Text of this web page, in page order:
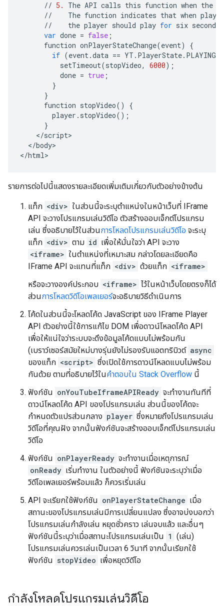
// 5. The API calls this function when the
//
The function indicates that when
//
the player should play for six seconds
var done = false ;
function onPlayerStateChange(event)
{
if (event.data == YT . PlayerState. PLAYING
setTimeout(stopVideo, 6000);
done = true ;
}
}
function stopVideo()
{
player . stopVideo();
}
</script
</body>
</html>
รายการต่อไปนี้แสดงรายละเอียดเพิ่มเติมเกี่ยวกับตัวอย่างข้างต้น
แท็ก <div> ในส่วนนี้จะระบุตําแหน่งในหน้าเว็บที่ IFrame
API จะวางโปรแกรมเล่นวิดีโอ ตัวสร้างออบเจ็กต์โปรแกรม
เล่น ซึ่งอธิบายไว้ในส่วนการโหลดโปรแกรมเล่นวิดีโอ จะระบุ
แท็ก <div> ตาม id เพื่อให้มั่นใจว่า API จะวาง
<iframe> ในตำแหน่งที่เหมาะสม กล่าวโดยละเอียดคือ
IFrame API จะแทนที่แท็ก <div> ด้วยแท็ก <iframe>
หรือจะวางองค์ประกอบ <iframe> ไว้ในหน้าเว็บโดยตรงก็ได้
ส่วนการโหลดวิดีโอเพลเยอร์จะอธิบายวิธีดำเนินการ
โค้ดในส่วนนี้จะโหลดโค้ด JavaScript ของ IFrame Player
API ตัวอย่างนี้ใช้การแก้ไข DOM เพื่อดาวน์โหลดโค้ด API
เพื่อให้แน่ใจว่าระบบจะดึงข้อมูลโค้ดแบบไม่พร้อมกัน
(เบราว์เซอร์สมัยใหม่บางรุ่นยังไม่รองรับแอตทริบิวต์ async
ของแท็ก <script> ซึ่งเปิดใช้การดาวน์โหลดแบบไม่พร้อม
กันด้วย ตามที่อธิบายไว้ในคำตอบใน Stack Overflow นี้
ฟังก์ชัน onYouTubeIframeAPIReady จะทำงานทันทีที่
ดาวน์โหลดโค้ด API ของโปรแกรมเล่น ส่วนนี้ของโค้ดจะ
กำหนดตัวแปรส่วนกลาง player ซึ่งหมายถึงโปรแกรมเล่น
วิดีโอที่คุณฝัง จากนั้นฟังก์ชันจะสร้างออบเจ็กต์โปรแกรมเล่น
วิดีโอ
ฟังก์ชัน onPlayerReady จะทำงานเมื่อเหตุการณ์
onReady เริ่มทำงาน ในตัวอย่างนี้ ฟังก์ชันจะระบุว่าเมื่อ
วิดีโอเพลเยอร์พร้อมแล้ว ก็ควรเริ่มเล่น
API จะเรียกใช้ฟังก์ชัน onPlayerStateChange เมื่อ
สถานะของโปรแกรมเล่นมีการเปลี่ยนแปลง ซึ่งอาจบ่งบอกว่า
โปรแกรมเล่นกำลังเล่น หยุดชั่วคราว เล่นจบแล้ว และอื่นๆ
ฟังก์ชันนี้ระบุว่าเมื่อสถานะโปรแกรมเล่นเป็น 1 (เล่น)
โปรแกรมเล่นควรเล่นเป็นเวลา 6 วินาที จากนั้นเรียกใช้
ฟังก์ชัน stopVideo เพื่อหยุดวิดีโอ
กำลังโหลดโปรแกรมเล่นวิดีโอ